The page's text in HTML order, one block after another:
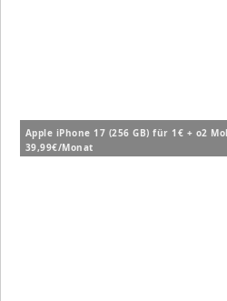
Apple iPhone 17 (256 GB) für 1€ + o2
39,99€/Monat